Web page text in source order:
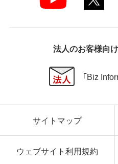
法人のお客様向
「Biz
サイトマップ
ウェブサイト利用規約